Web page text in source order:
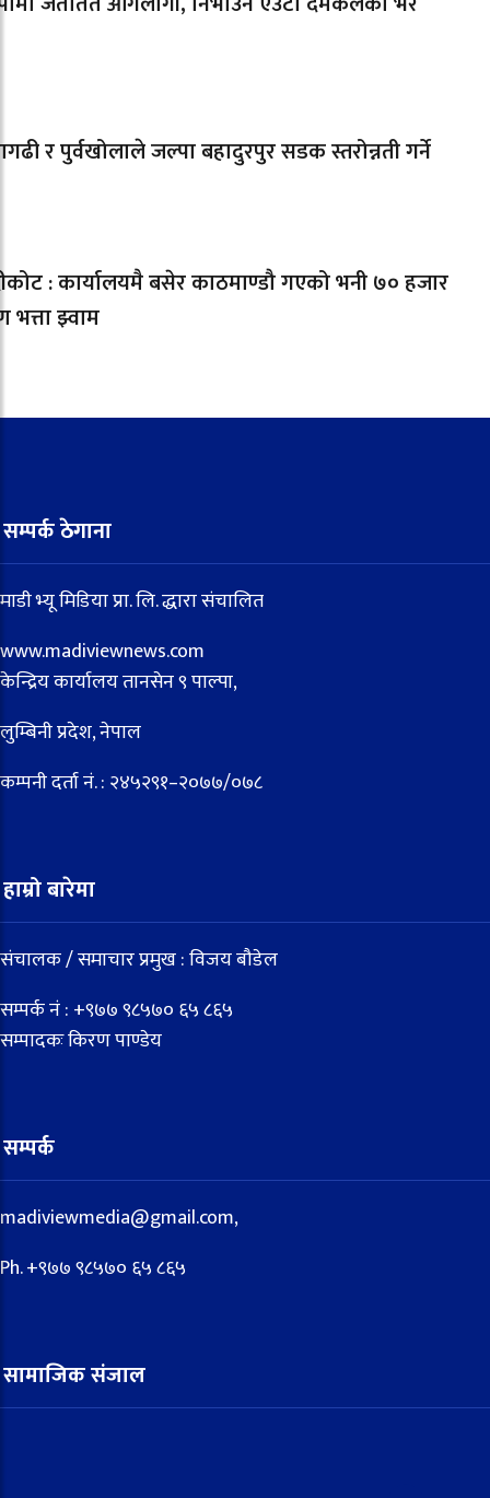
र पुर्वखोलाले जल्पा बहादुरपुर सडक स्तरोन्नती गर्ने
: कार्यालयमै बसेर काठमाण्डौ गएको भनी ७० हजार
भत्ता झ्वाम
सम्पर्क ठेगाना
माडी भ्यू मिडिया प्रा. लि. द्धारा संचालित
www.madiviewnews.com
केन्द्रिय कार्यालय तानसेन ९ पाल्पा,
लुम्बिनी प्रदेश, नेपाल
कम्पनी दर्ता नं. : २४५२९१–२०७७/०७८
हाम्रो बारेमा
संचालक / समाचार प्रमुख : विजय बौडेल
सम्पर्क नं : +९७७ ९८५७० ६५ ८६५
सम्पादकः किरण पाण्डेय
सम्पर्क
madiviewmedia@gmail.com,
Ph. +९७७ ९८५७० ६५ ८६५
सामाजिक संजाल